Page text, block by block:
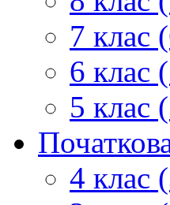
7 клас
6 клас
5 клас
4 клас